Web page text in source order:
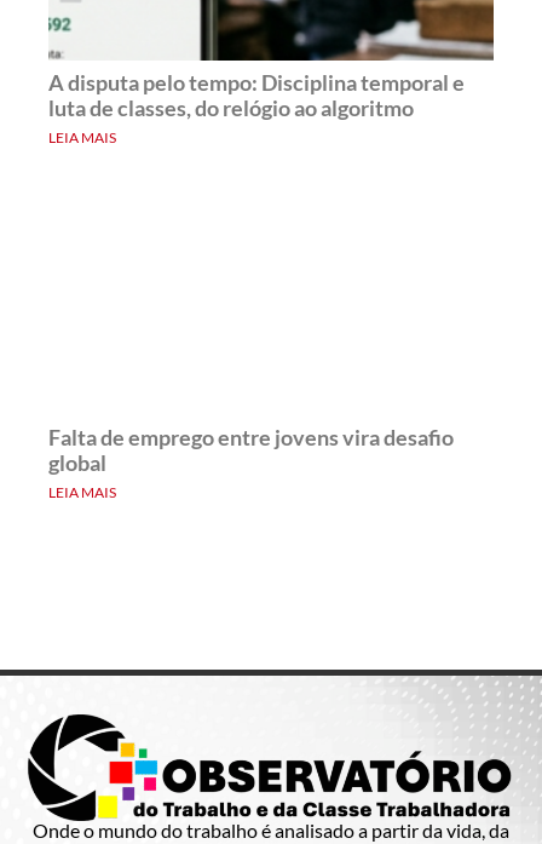
A disputa pelo tempo: Disciplina temporal e
luta de classes, do relógio ao algoritmo
LEIA MAIS
Falta de emprego entre jovens vira desafio
global
LEIA MAIS
Onde o mundo do trabalho é analisado a partir da vida, da